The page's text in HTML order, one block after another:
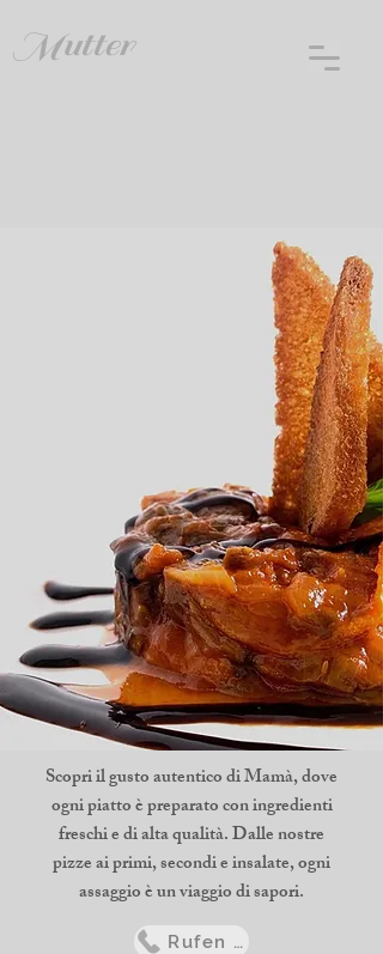
Mutter
Scopri il gusto autentico di Mamà, dove
ogni piatto è preparato con ingredienti
freschi e di alta qualità. Dalle nostre
pizze ai primi, secondi e insalate, ogni
assaggio è un viaggio di sapori.
Rufen Sie uns an